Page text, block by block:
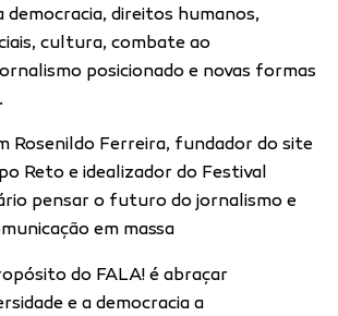
democracia, direitos humanos,
cultura, combate ao
posicionado e novas formas
Rosenildo Ferreira, fundador do site
Reto e idealizador do Festival
pensar o futuro do jornalismo e
em massa
do FALA! é abraçar
e a democracia a